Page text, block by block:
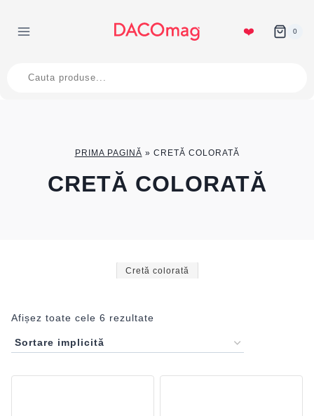
content
❤️ 0
search
PRIMA PAGINĂ » CRETĂ COLORATĂ
CRETĂ COLORATĂ
Afișez toate cele 6 rezultate
Cretă colorată